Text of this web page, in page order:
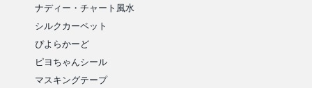
ナディー・チャート風水
シルクカーペット
ぴよらかーど
ピヨちゃんシール
マスキングテープ